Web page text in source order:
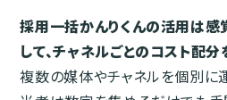
採用一括かんりくんの活用は感
して、チャネルごとのコスト配分
複数の媒体やチャネルを個別に